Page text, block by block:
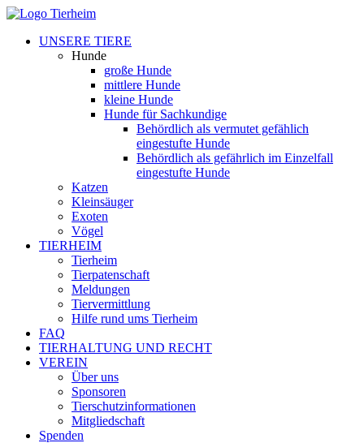
UNSERE TIERE
Hunde
große Hunde
mittlere Hunde
kleine Hunde
Hunde für Sachkundige
Behördlich als vermutet gefählich
eingestufte Hunde
Behördlich als gefährlich im Einzelfall
eingestufte Hunde
Katzen
Kleinsäuger
Exoten
Vögel
TIERHEIM
Tierheim
Tierpatenschaft
Meldungen
Tiervermittlung
Hilfe rund ums Tierheim
FAQ
TIERHALTUNG UND RECHT
VEREIN
Über uns
Sponsoren
Tierschutzinformationen
Mitgliedschaft
Spenden